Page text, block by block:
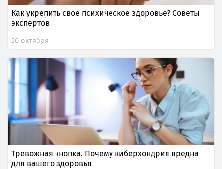
Как укрепить свое психическое здоровье? Советы
экспертов
20 октября
Тревожная кнопка. Почему киберхондрия вредна
для вашего здоровья